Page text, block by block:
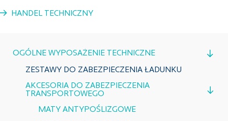
HANDEL TECHNICZNY
OGÓLNE WYPOSAŻENIE TECHNICZNE
ZESTAWY DO ZABEZPIECZENIA ŁADUNKU
AKCESORIA DO ZABEZPIECZENIA
TRANSPORTOWEGO
MATY ANTYPOŚLIZGOWE